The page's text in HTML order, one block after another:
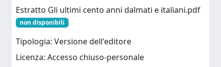
Estratto Gli ultimi cento anni dalmati e italiani.pdf
non disponibili
Tipologia: Versione dell'editore
Licenza: Accesso chiuso-personale